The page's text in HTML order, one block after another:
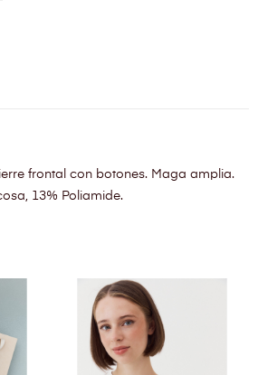
frontal con botones. Maga amplia.
13% Poliamide.